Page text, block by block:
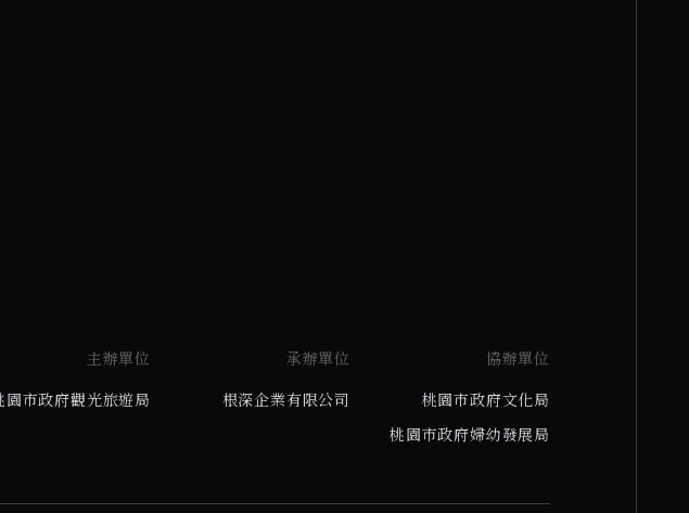
主辦單位
園市政府觀光旅遊局
承辦單位
根深企業有限公司
協辦單位
桃園市政府文化局
桃園市政府婦幼發展局